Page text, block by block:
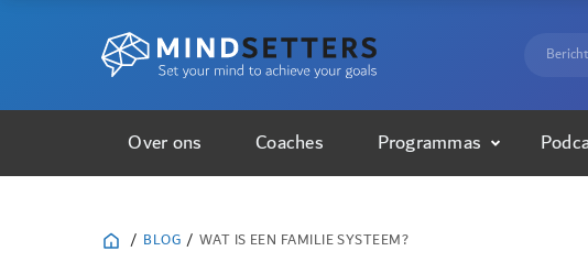
Over ons Coaches Programmas
/ BLOG / WAT IS EEN FAMILIE SYSTEEM?